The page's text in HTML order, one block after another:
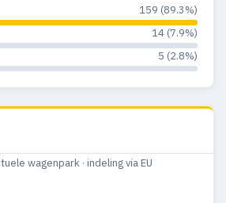
159 (89.3%)
14 (7.9%)
5 (2.8%)
wagenpark · indeling via EU